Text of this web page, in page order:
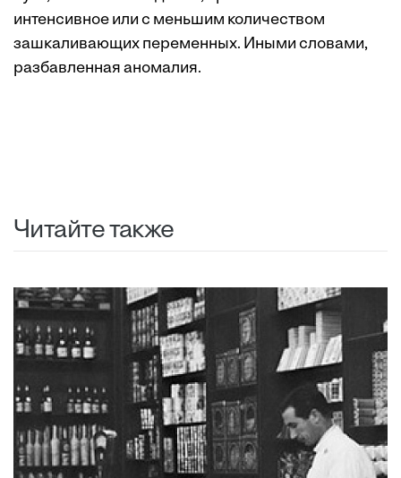
интенсивное или с меньшим количеством
зашкаливающих переменных. Иными словами,
разбавленная аномалия.
Читайте также